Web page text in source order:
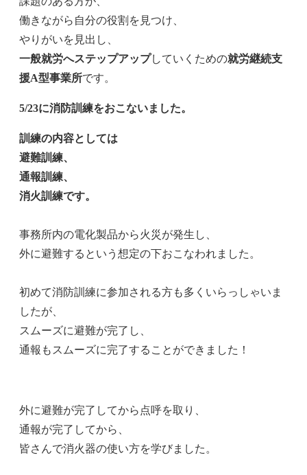
働きながら自分の役割を見つけ、
やりがいを見出し、
一般就労へステップアップしていくための就労継続支
援A型事業所です。
5/23に消防訓練をおこないました。
訓練の内容としては
避難訓練、
通報訓練、
消火訓練です。
事務所内の電化製品から火災が発生し、
外に避難するという想定の下おこなわれました。
初めて消防訓練に参加される方も多くいらっしゃいま
したが、
スムーズに避難が完了し、
通報もスムーズに完了することができました！
外に避難が完了してから点呼を取り、
通報が完了してから、
皆さんで消火器の使い方を学びました。